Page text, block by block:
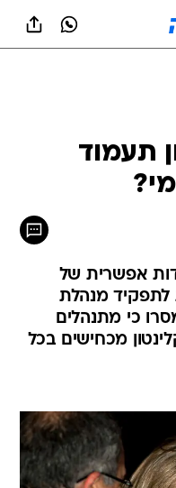
תעמוד
אפשרית של
לתפקיד מנהלת
כי מתנהלים
מכחישים בכל